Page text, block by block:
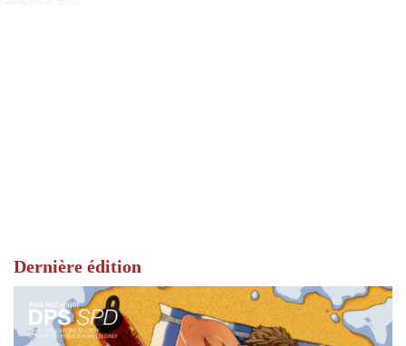
Dernière édition